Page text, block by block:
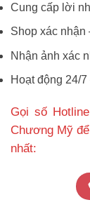
Cung cấp lời
Shop xác nhận
Nhận ảnh xác
Hoạt động 24/
Gọi số
Chương Mỹ
nhất: